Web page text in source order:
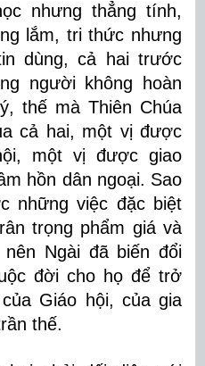
nhưng thẳng tính,
lắm, tri thức nhưng
dùng, cả hai trước
người không hoàn
thế mà Thiên Chúa
cả hai, một vị được
một vị được giao
hồn dân ngoại. Sao
những việc đặc biệt
trọng phẩm giá và
Ngài đã biến đổi
đời cho họ để trở
Giáo hội, của gia
thế.